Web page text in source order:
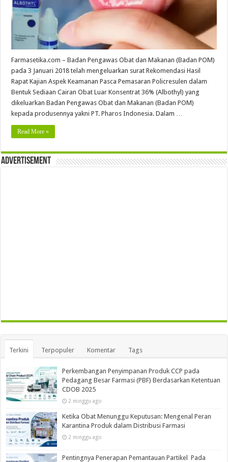
Farmasetika.com – Badan Pengawas Obat dan Makanan (Badan POM)
pada 3 Januari 2018 telah mengeluarkan surat Rekomendasi Hasil
Rapat Kajian Aspek Keamanan Pasca Pemasaran Policresulen dalam
Bentuk Sediaan Cairan Obat Luar Konsentrat 36% (Albothyl) yang
dikeluarkan Badan Pengawas Obat dan Makanan (Badan POM)
kepada produsennya yakni PT. Pharos Indonesia. Dalam …
Read More »
Advertisement
Terkini Terpopuler Komentar Tags
Perkembangan Penyimpanan Produk CCP pada
Pedagang Besar Farmasi (PBF) Berdasarkan Ketentuan
CDOB 2025
2 minggu ago
Ketika Obat Menunggu Keputusan: Mengenal Peran
Karantina Produk dalam Distribusi Farmasi
2 minggu ago
Pentingnya Penerapan Pemantauan Partikel Pada